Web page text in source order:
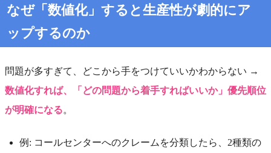
なぜ「数値化」すると生産性が劇的にア
ップするのか
問題が多すぎて、どこから手をつけていいかわからない →
数値化すれば、「どの問題から着手すればいいか」優先順位
が明確になる。
例: コールセンターへのクレームを分類したら、2種類の